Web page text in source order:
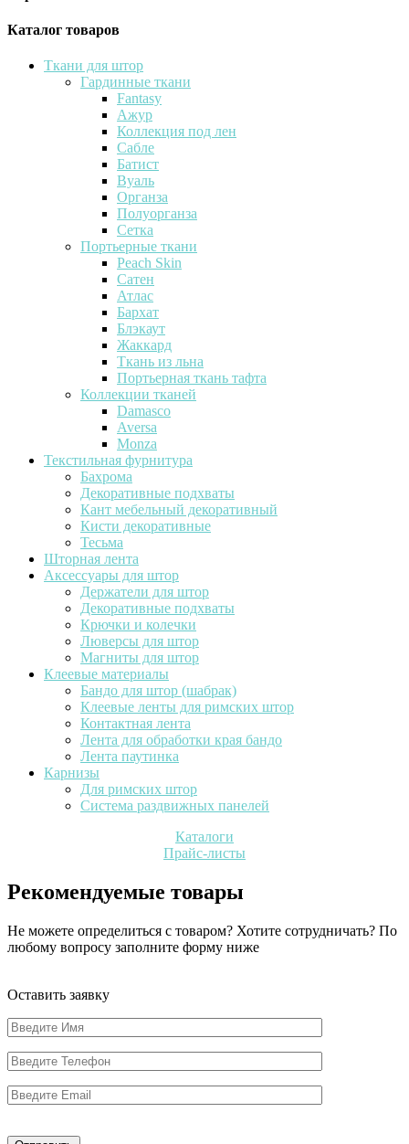
Каталог товаров
Ткани для штор
Гардинные ткани
Fantasy
Ажур
Коллекция под лен
Сабле
Батист
Вуаль
Органза
Полуорганза
Сетка
Портьерные ткани
Peach Skin
Сатен
Атлас
Бархат
Блэкаут
Жаккард
Ткань из льна
Портьерная ткань тафта
Коллекции тканей
Damasco
Aversa
Monza
Текстильная фурнитура
Бахрома
Декоративные подхваты
Кант мебельный декоративный
Кисти декоративные
Тесьма
Шторная лента
Аксессуары для штор
Держатели для штор
Декоративные подхваты
Крючки и колечки
Люверсы для штор
Магниты для штор
Клеевые материалы
Бандо для штор (шабрак)
Клеевые ленты для римских штор
Контактная лента
Лента для обработки края бандо
Лента паутинка
Карнизы
Для римских штор
Система раздвижных панелей
Каталоги
Прайс-листы
Рекомендуемые товары
Не можете определиться с товаром? Хотите сотрудничать? По
любому вопросу заполните форму ниже
Оставить заявку